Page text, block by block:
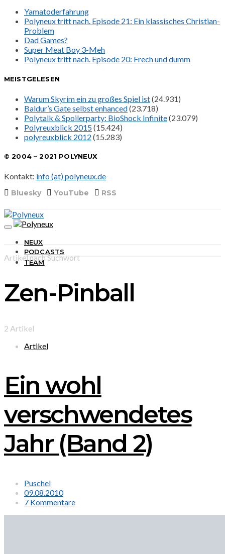
Yamatoderfahrung
Polyneux tritt nach. Episode 21: Ein klassisches Christian-
Problem
Dad Games?
Super Meat Boy 3-Meh
Polyneux tritt nach. Episode 20: Frech und dumm
MEISTGELESEN
Warum Skyrim ein zu großes Spiel ist(24.931)
Baldur’s Gate selbst enhanced(23.718)
Polytalk & Spoilerparty: BioShock Infinite(23.079)
Polyreuxblick 2015(15.424)
polyreuxblick 2012 (15.283)
© 2004 – 2021 POLYNEUX
Kontakt: info (at) polyneux.de
Bluesky YouTube RSS
NEUX
PODCASTS
TEAM
Artikel nach Suchwort
Zen-Pinball
2 Artikel
Artikel
Ein wohl
verschwendetes
Jahr (Band 2)
Puschel
09.08.2010
7 Kommentare